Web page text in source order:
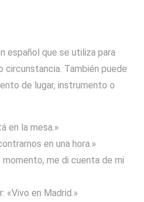
español que se utiliza para
circunstancia. También puede
de lugar, instrumento o
en la mesa.»
en una hora.»
momento, me di cuenta de mi
«Vivo en Madrid.»